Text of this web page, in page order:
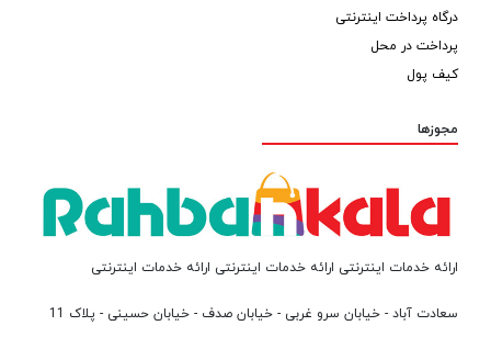
درگاه پرداخت اینترنتی
پرداخت در محل
کیف پول
مجوزها
ارائه خدمات اینترنتی ارائه خدمات اینترنتی ارائه خدمات اینترنتی
سعادت آباد - خیابان سرو غربی - خیابان صدف - خیابان حسینی - پلاک 11